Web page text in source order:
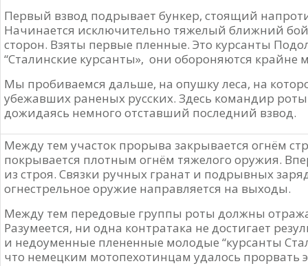
Первый взвод подрывает бункер, стоящий
Начинается исключительно тяжелый ближний
сторон. Взяты первые пленные. Это курсанты
“Сталинские курсанты», они обороняются крайне
Мы пробиваемся дальше, на опушку леса, на
убежавших раненых русских. Здесь командир
дожидаясь немного отставший последний взвод.
Между тем участок прорыва закрывается огнём
покрывается плотным огнём тяжелого оружия.
из строя. Связки ручных гранат и подрывных
огнестрельное оружие направляется на выходы.
Между тем передовые группы роты должны
Разумеется, ни одна контратака не достигает
и недоуменные плененные молодые “курсанты
что немецким мотопехотинцам удалось прорвать